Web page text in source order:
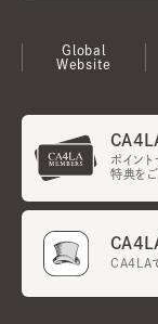
Global
Website
ポイン
特典をご
CA4LA